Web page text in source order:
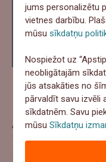
Swedbank
Skaties
festivāls
Aptauja
jums personalizētu
vietnes darbību.
mūsusīkdatņu
Nospiežot uz
neobligātajām
jūs atsakāties no
pārvaldīt savu izvēli
sīkdatnēm. Savu
mūsuSīkdatņu